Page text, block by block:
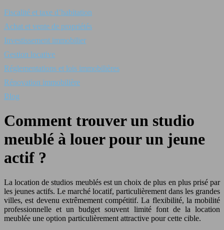
Fiscalité et taxe d’habitation
Achat et vente de propriétés
Investissement immobilier
Gestion locative
Réglementations et lois immobilières
Rénovation immobilière
Blog
Comment trouver un studio
meublé à louer pour un jeune
actif ?
La location de studios meublés est un choix de plus en plus prisé par
les jeunes actifs. Le marché locatif, particulièrement dans les grandes
villes, est devenu extrêmement compétitif. La flexibilité, la mobilité
professionnelle et un budget souvent limité font de la location
meublée une option particulièrement attractive pour cette cible.